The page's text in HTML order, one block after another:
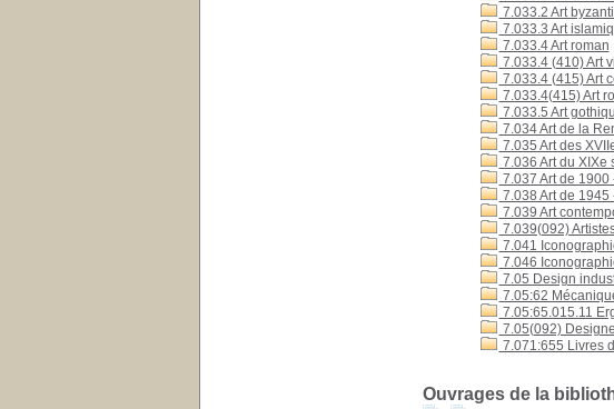
7.033.2 Art
7.033.3 Art
7.033.4 Art roman
7.033.4 (410) Art
7.033.4 (415) Art
7.033.4(415) Art
7.033.5 Art
7.034 Art de la
7.035 Art des
7.036 Art du XIXe
7.037 Art de 1900
7.038 Art de 1945
7.039 Art
7.039(092)
7.041
7.046
7.05 Design
7.05:62
7.05:65.015.11
7.05(092)
7.071:655 Livres
Ouvrages de la